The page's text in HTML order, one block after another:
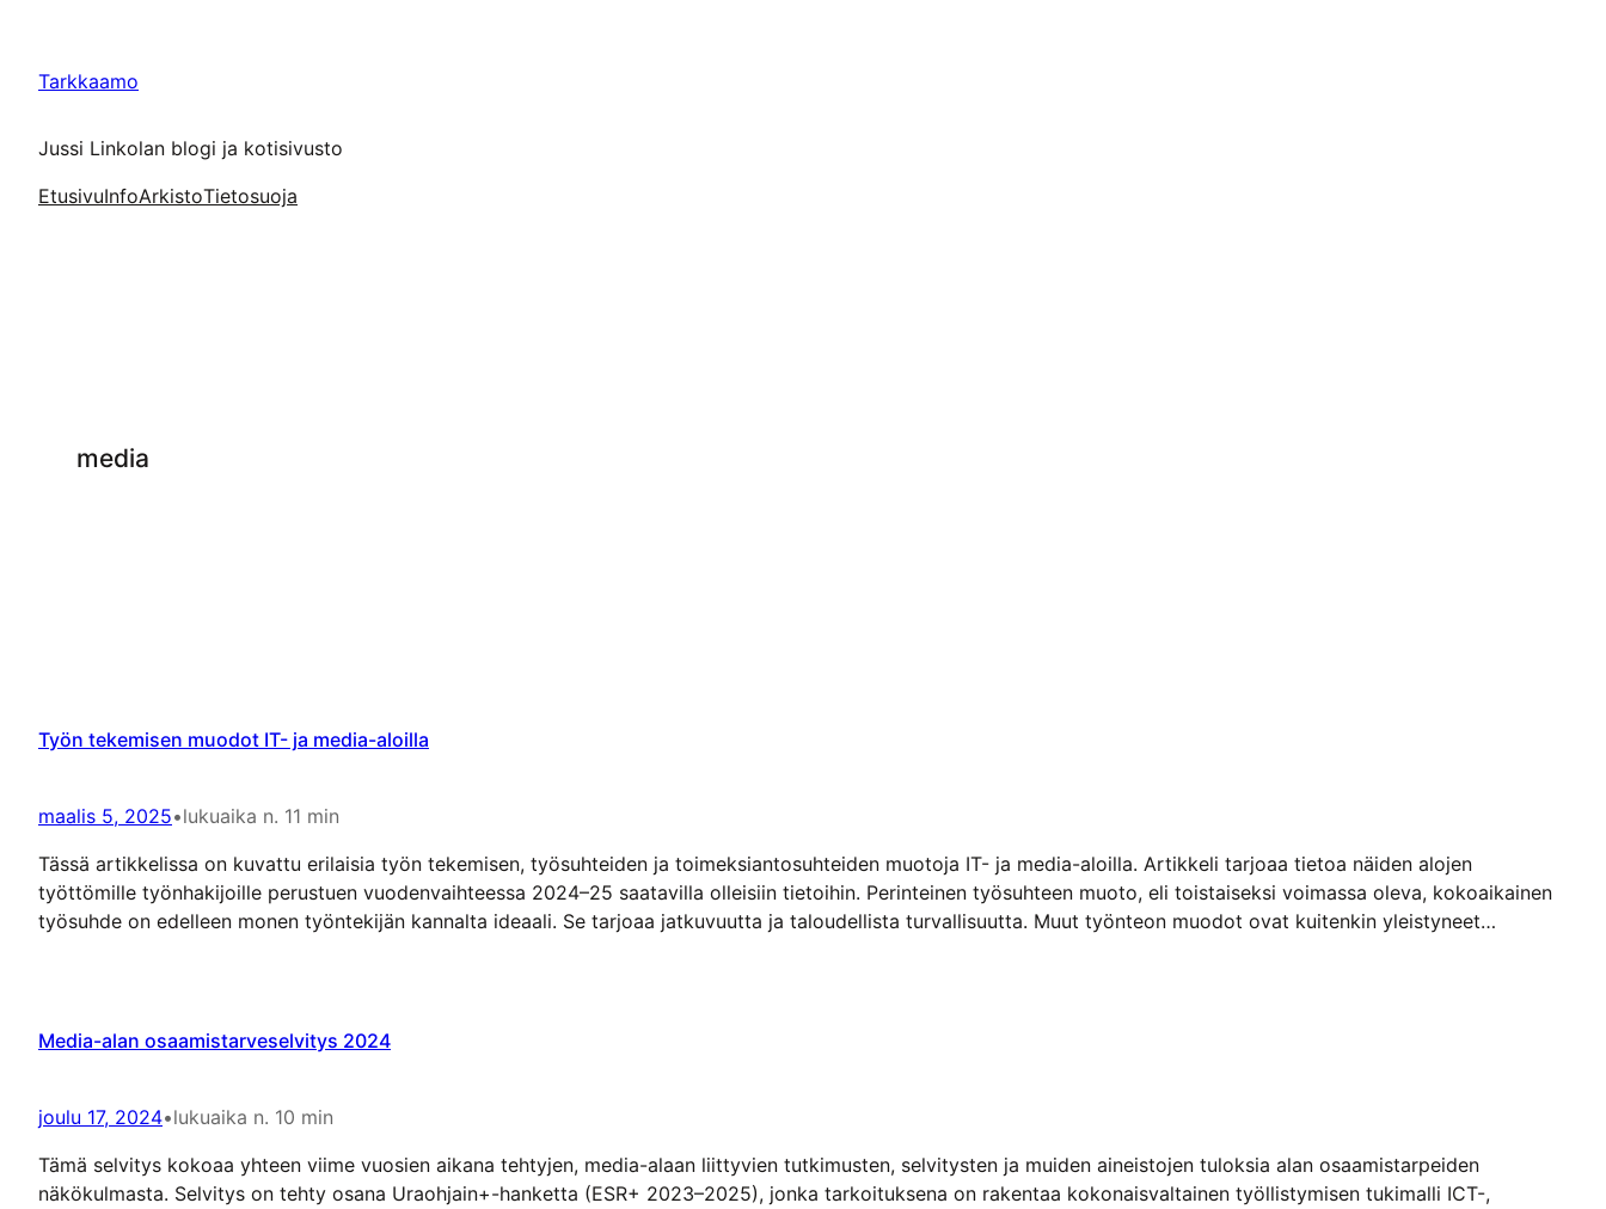
Tarkkaamo
Jussi Linkolan blogi ja kotisivusto
EtusivuInfoArkistoTietosuoja
media
Työn tekemisen muodot IT- ja media-aloilla
maalis 5, 2025•lukuaika n. 11 min
Tässä artikkelissa on kuvattu erilaisia työn tekemisen, työsuhteiden ja toimeksiantosuhteiden muotoja IT- ja media-aloilla. Artikkeli tarjoaa tietoa näiden alojen
työttömille työnhakijoille perustuen vuodenvaihteessa 2024–25 saatavilla olleisiin tietoihin. Perinteinen työsuhteen muoto, eli toistaiseksi voimassa oleva, kokoaikainen
työsuhde on edelleen monen työntekijän kannalta ideaali. Se tarjoaa jatkuvuutta ja taloudellista turvallisuutta. Muut työnteon muodot ovat kuitenkin yleistyneet
Media-alan osaamistarveselvitys 2024
joulu 17, 2024•lukuaika n. 10 min
Tämä selvitys kokoaa yhteen viime vuosien aikana tehtyjen, media-alaan liittyvien tutkimusten, selvitysten ja muiden aineistojen tuloksia alan osaamistarpeiden
näkökulmasta. Selvitys on tehty osana Uraohjain+-hanketta (ESR+ 2023–2025), jonka tarkoituksena on rakentaa kokonaisvaltainen työllistymisen tukimalli ICT-,